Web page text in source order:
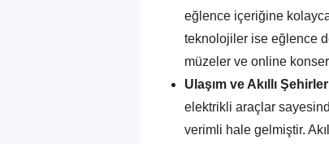
eğlence içeriğine
teknolojiler ise eğlence
müzeler ve online
Ulaşım ve Akıllı
elektrikli araçlar
verimli hale gelmiştir.